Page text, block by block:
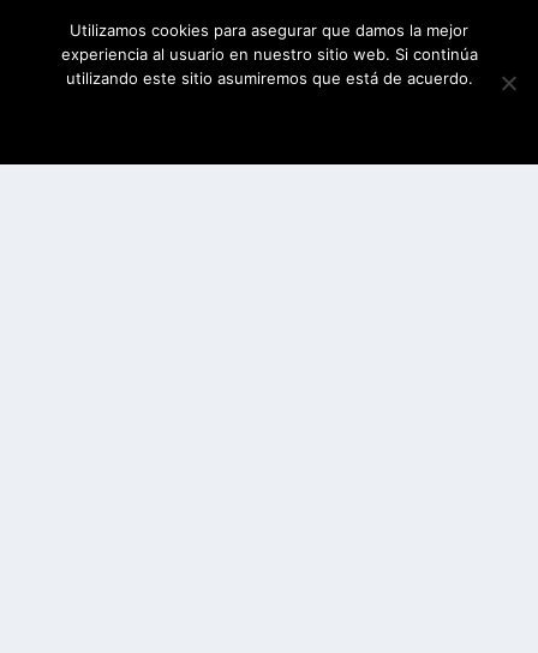
Utilizamos cookies para asegurar que damos la mejor
experiencia al usuario en nuestro sitio web. Si continúa
utilizando este sitio asumiremos que está de acuerdo.